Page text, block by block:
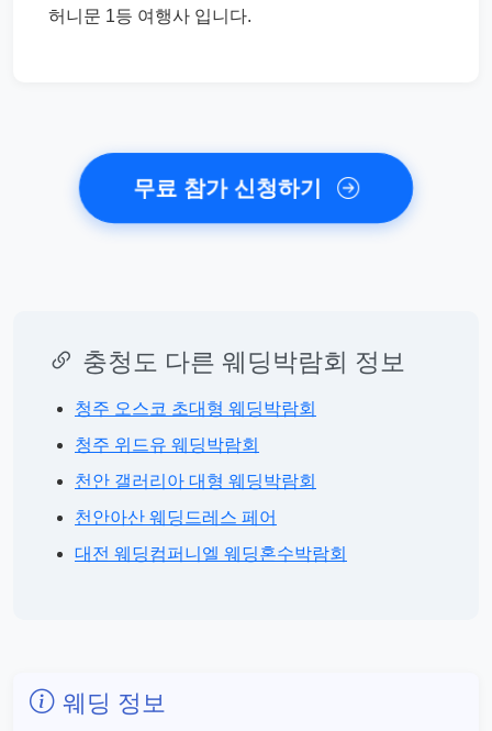
허니문 1등 여행사 입니다.
무료 참가 신청하기
충청도 다른 웨딩박람회 정보
청주 오스코 초대형 웨딩박람회
청주 위드유 웨딩박람회
천안 갤러리아 대형 웨딩박람회
천안아산 웨딩드레스 페어
대전 웨딩컴퍼니엘 웨딩혼수박람회
웨딩 정보